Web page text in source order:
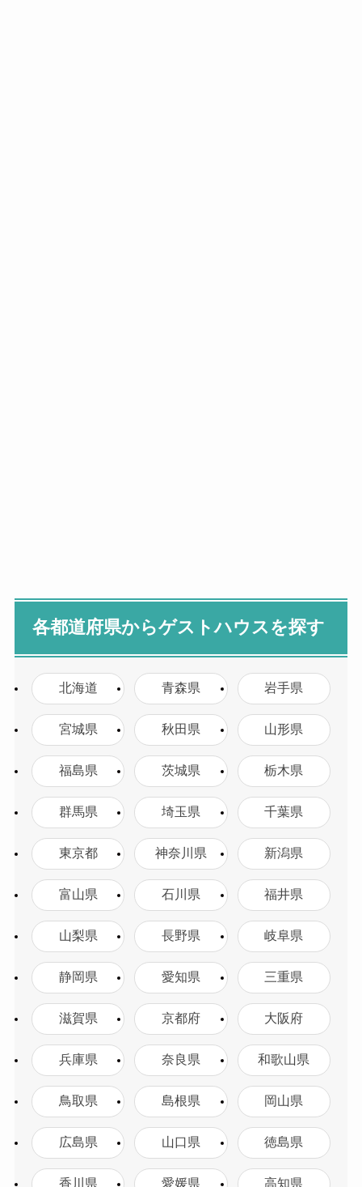
各都道府県からゲストハウスを探す
北海道 青森県 岩手県
宮城県 秋田県 山形県
福島県 茨城県 栃木県
群馬県 埼玉県 千葉県
東京都 神奈川県 新潟県
富山県 石川県 福井県
山梨県 長野県 岐阜県
静岡県 愛知県 三重県
滋賀県 京都府 大阪府
兵庫県 奈良県 和歌山県
鳥取県 島根県 岡山県
広島県 山口県 徳島県
香川県 愛媛県 高知県